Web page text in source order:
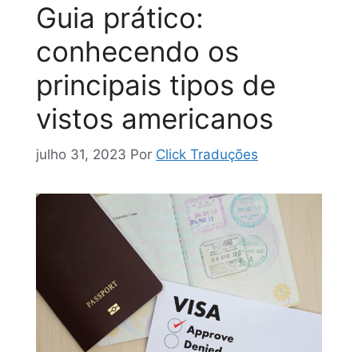
Guia prático:
conhecendo os
principais tipos de
vistos americanos
julho 31, 2023 Por Click Traduções